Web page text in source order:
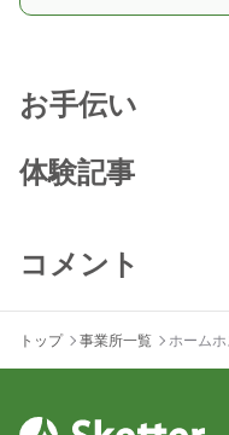
お手伝い
体験記事
コメント
トップ 事業所一覧 ホーム